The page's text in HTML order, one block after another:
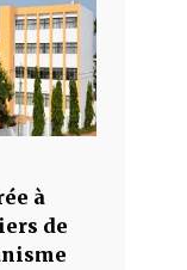
à
de